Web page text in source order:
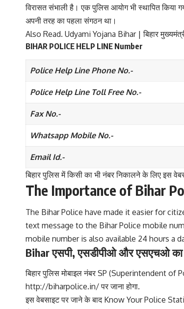
विरासत संभाली है। एक पुलिस आयोग भी स्थापित किया
अपनी तरह का पहला संगठन था।
Also Read. Udyami Yojana Bihar | बिहार
BIHAR POLICE HELP LINE Number
Police Help Line Phone No.-
Police Help Line Toll Free No.-
Fax No.-
Whatsapp Mobile No.-
Email Id.-
बिहार पुलिस में किसी का भी नंबर निकालने के लिए
The Importance of Bihar
The Bihar Police have made it easier for
text message to the Bihar Police mobile
mobile number is also available 24 hours a
Bihar एसपी, एसडीपीओ और एसएचओ का
बिहार पुलिस मोबाइल नंबर SP (Superintendent
http://biharpolice.in/ पर जाना होगा.
इस वेबसाइट पर जाने के बाद Know Your Police